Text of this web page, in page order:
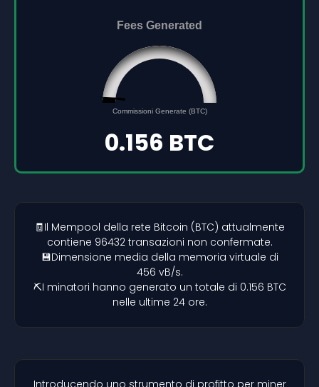
Fees Generated
Commissioni Generate (BTC)
0.156 BTC
🧾Il Mempool della rete Bitcoin (BTC) attualmente
contiene 96432 transazioni non confermate.
💾Dimensione media della memoria virtuale di
456 vB/s.
⛏️I minatori hanno generato un totale di 0.156 BTC
nelle ultime 24 ore.